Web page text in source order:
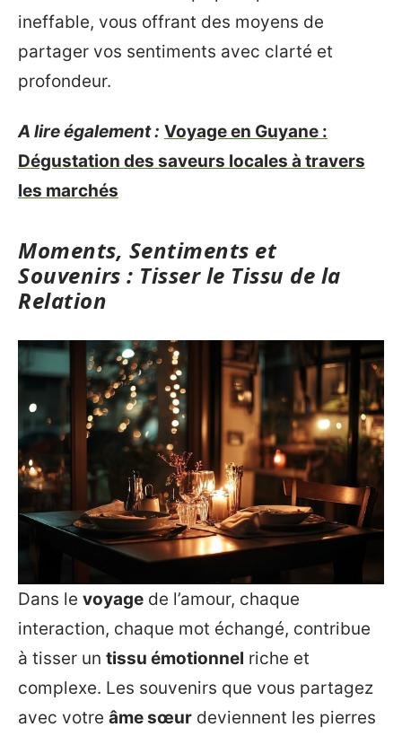
ineffable, vous offrant des moyens de
partager vos sentiments avec clarté et
profondeur.
A lire également : Voyage en Guyane :
Dégustation des saveurs locales à travers
les marchés
Moments, Sentiments et
Souvenirs : Tisser le Tissu de la
Relation
Dans le voyage de l’amour, chaque
interaction, chaque mot échangé, contribue
à tisser un tissu émotionnel riche et
complexe. Les souvenirs que vous partagez
avec votre âme sœur deviennent les pierres